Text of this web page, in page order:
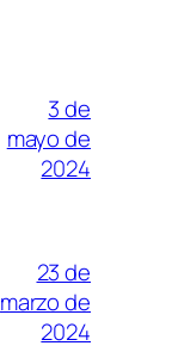
3 de
mayo de
2024
23 de
marzo de
2024